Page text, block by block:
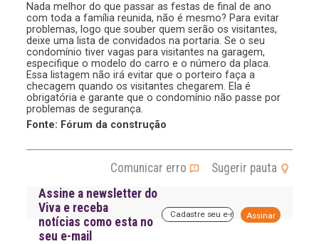
Nada melhor do que passar as festas de final de ano
com toda a família reunida, não é mesmo? Para evitar
problemas, logo que souber quem serão os visitantes,
deixe uma lista de convidados na portaria. Se o seu
condomínio tiver vagas para visitantes na garagem,
especifique o modelo do carro e o número da placa.
Essa listagem não irá evitar que o porteiro faça a
checagem quando os visitantes chegarem. Ela é
obrigatória e garante que o condomínio não passe por
problemas de segurança.
Fonte: Fórum da construção
Comunicar erro
Sugerir pauta
Assine a newsletter do
Viva e receba
notícias como esta no
seu e-mail